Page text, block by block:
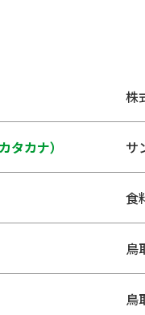
株
タカナ） サ
食
鳥
鳥